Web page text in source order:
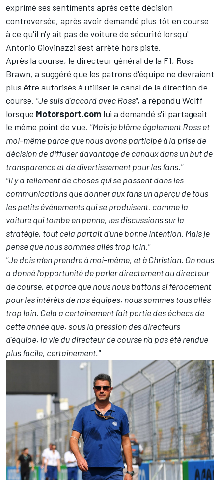
exprimé ses sentiments après cette décision
controversée, après avoir demandé plus tôt en course
à ce qu'il n'y ait pas de voiture de sécurité lorsqu'
Antonio Giovinazzi s'est arrêté hors piste.
Après la course, le directeur général de la F1, Ross
Brawn, a suggéré que les patrons d'équipe ne devraient
plus être autorisés à utiliser le canal de la direction de
course. "Je suis d'accord avec Ross", a répondu Wolff
lorsque Motorsport.com lui a demandé s'il partageait
le même point de vue. "Mais je blâme également Ross et
moi-même parce que nous avons participé à la prise de
décision de diffuser davantage de canaux dans un but de
transparence et de divertissement pour les fans."
"Il y a tellement de choses qui se passent dans les
communications que donner aux fans un aperçu de tous
les petits événements qui se produisent, comme la
voiture qui tombe en panne, les discussions sur la
stratégie, tout cela partait d'une bonne intention. Mais je
pense que nous sommes allés trop loin."
"Je dois m'en prendre à moi-même, et à Christian. On nous
a donné l'opportunité de parler directement au directeur
de course, et parce que nous nous battons si férocement
pour les intérêts de nos équipes, nous sommes tous allés
trop loin. Cela a certainement fait partie des échecs de
cette année que, sous la pression des directeurs
d'équipe, la vie du directeur de course n'a pas été rendue
plus facile, certainement."